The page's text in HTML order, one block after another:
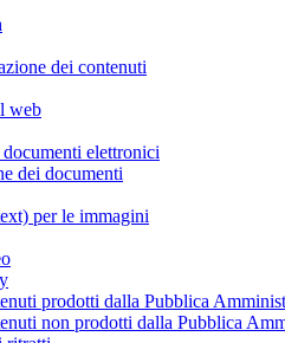
dei contenuti
web
elettronici
dei documenti
per le immagini
prodotti dalla Pubblica
non prodotti dalla Pubblica